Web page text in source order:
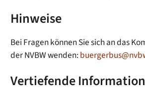
Hinweise
Bei Fragen können Sie sich an das
der NVBW wenden:
Vertiefende